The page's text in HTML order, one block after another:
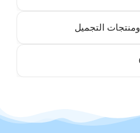
التجميل